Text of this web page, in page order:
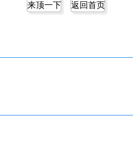
来顶一下 返回首页